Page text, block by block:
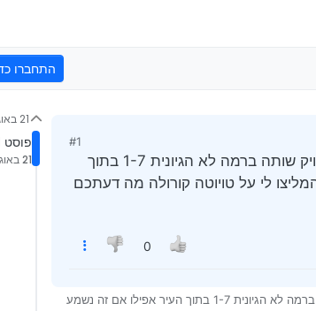
התחברו
#1
ברשותי הונדה סיוויק ברצוני ללכת על רכב באותה רמה אמינה בגלל הדלק שהסיויק שותה ברמה לא הגיונית 1-7 בתוך
לי על טויוטה קורולה מה דעתכם
0
ברשותי הונדה סיוויק ברצוני ללכת על רכב באותה רמה אמינה בגלל הדלק שהסיויק שותה ברמה לא הגיונית 1-7 בתוך העיר אפילו אם זה נשמע
21 באוג׳ 2024, 16:45
פוסט 1 מתוך 5
21 באוג׳ 2024, 16:45